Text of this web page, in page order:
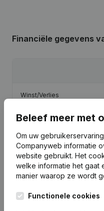
Financiële gegevens
Winst/Verlies
Eigen vermogen
Brutomarge
Publicaties
Beleef meer met
Om uw
Companyweb informatie
website gebruikt. Het
welke informatie het
manier waarop ze wordt
Functionele cookies